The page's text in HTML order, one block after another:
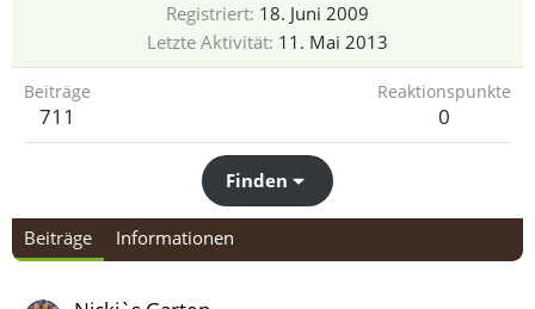
Registriert 18. Juni 2009
Letzte Aktivität 11. Mai 2013
Beiträge
711
Reaktionspunkte
0
Finden
Beiträge Informationen